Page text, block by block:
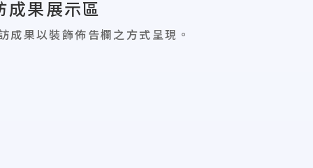
成果展示區
成果以裝飾佈告欄之方式呈現。